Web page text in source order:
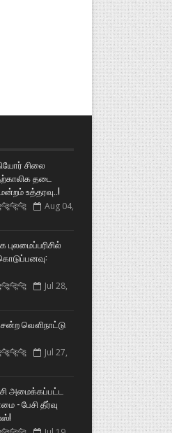
சிலை
தடை
உத்தரவு..!
Aug 04,
Jul 28,
வௌிநாட்டு
Jul 27,
அமைக்கப்பட்ட
- பேசி தீர்வு